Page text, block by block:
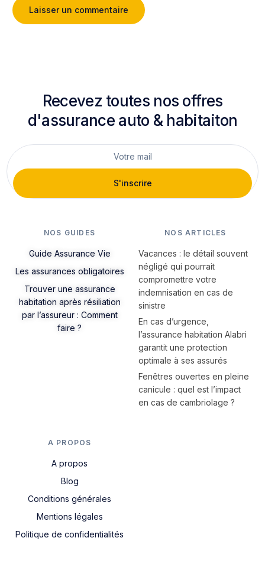
Recevez toutes nos offres
d'assurance auto & habitaiton
S'inscrire
NOS GUIDES
Guide Assurance Vie
Les assurances obligatoires
Trouver une assurance
habitation après résiliation
par l’assureur : Comment
faire ?
NOS ARTICLES
Vacances : le détail souvent
négligé qui pourrait
compromettre votre
indemnisation en cas de
sinistre
En cas d’urgence,
l’assurance habitation Alabri
garantit une protection
optimale à ses assurés
Fenêtres ouvertes en pleine
canicule : quel est l’impact
en cas de cambriolage ?
A PROPOS
A propos
Blog
Conditions générales
Mentions légales
Politique de confidentialités